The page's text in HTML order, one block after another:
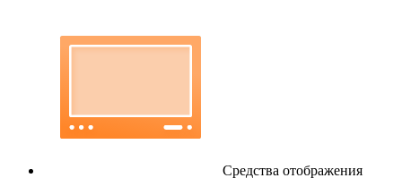
Средства отображения